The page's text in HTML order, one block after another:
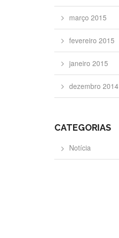
março 2015
fevereiro 2015
janeiro 2015
dezembro 2014
CATEGORIAS
Notícia